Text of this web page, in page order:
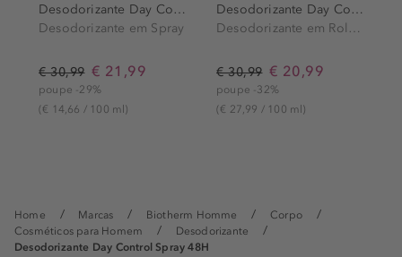
Home Marcas Biotherm Homme
Corpo
Cosméticos para Homem
Desodorizante
Desodorizante Day Control Spray 48H
Desodorizante Day Control...
Desodorizante em Spray
€ 30,99 € 21,99
poupe -29%
(€ 14,66 / 100 ml)
Desodorizante Day Control...
Desodorizante em Roll-On
€ 30,99 € 20,99
poupe -32%
(€ 27,99 / 100 ml)